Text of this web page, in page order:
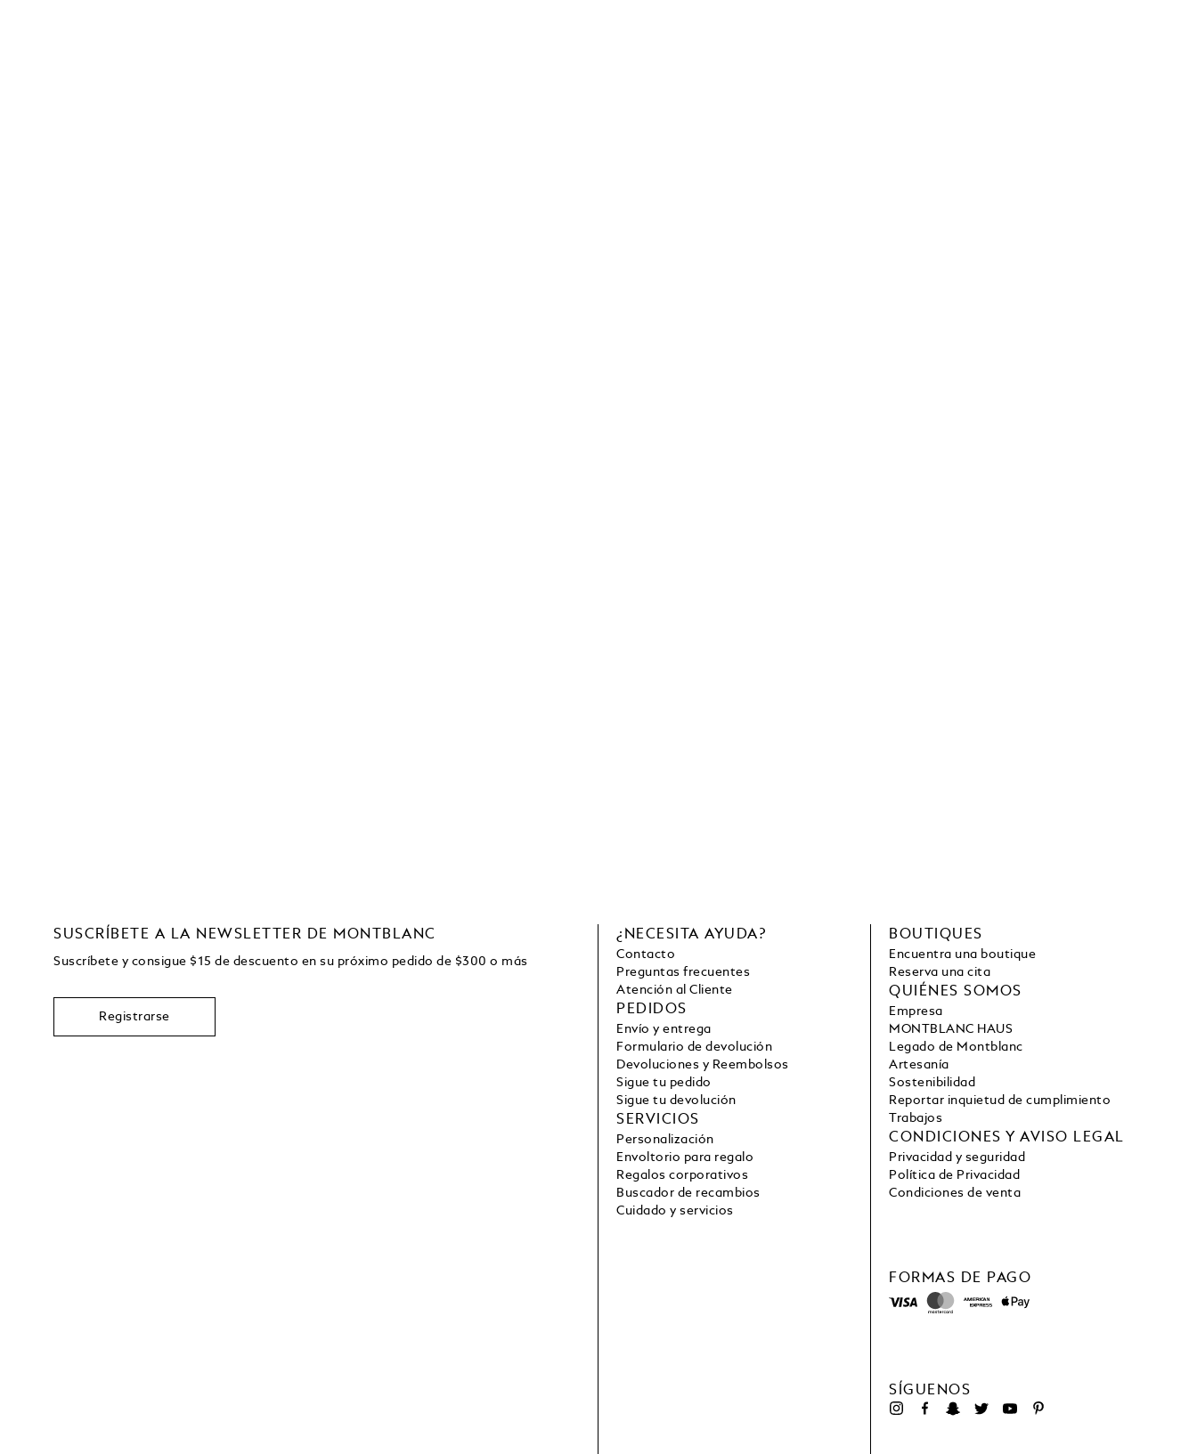
SUSCRÍBETE A LA NEWSLETTER DE MONTBLANC
Suscríbete y consigue $15 de descuento en su próximo pedido de $300 o más
Registrarse
FORMAS DE PAGO
SÍGUENOS
¿NECESITA AYUDA?
Contacto
Preguntas frecuentes
Atención al Cliente
PEDIDOS
Envío y entrega
Formulario de devolución
Devoluciones y Reembolsos
Sigue tu pedido
Sigue tu devolución
SERVICIOS
Personalización
Envoltorio para regalo
Regalos corporativos
Buscador de recambios
Cuidado y servicios
BOUTIQUES
Encuentra una boutique
Reserva una cita
QUIÉNES SOMOS
Empresa
MONTBLANC HAUS
Legado de Montblanc
Artesanía
Sostenibilidad
Reportar inquietud de cumplimiento
Trabajos
CONDICIONES Y AVISO LEGAL
Privacidad y seguridad
Política de Privacidad
Condiciones de venta